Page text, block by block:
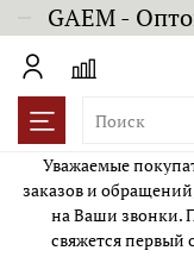
GAEM -
Уважаемые
заказов и
на Ваши звонки.
свяжется первый